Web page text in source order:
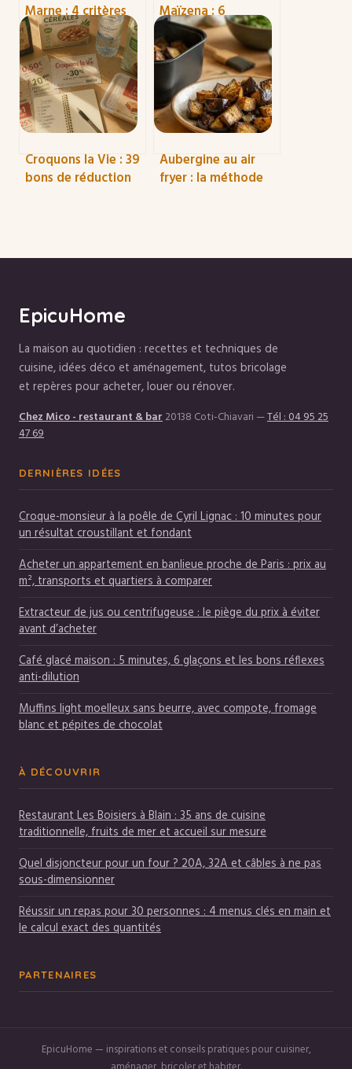
Marne : 4 critères
essentiels pour
réussir votre
réception et une
recette signature
Maïzena : 6
alternatives fiables
et les ratios de
dosage exacts
Croquons la Vie : 39
bons de réduction
Aubergine au air
fryer : la méthode
EpicuHome
La maison au quotidien : recettes et techniques de
cuisine, idées déco et aménagement, tutos bricolage
et repères pour acheter, louer ou rénover.
Chez Mico - restaurant & bar20138 Coti-Chiavari—Tél : 04 95 25
47 69
DERNIÈRES IDÉES
Croque-monsieur à la poêle de Cyril Lignac : 10 minutes pour
un résultat croustillant et fondant
Acheter un appartement en banlieue proche de Paris : prix au
m², transports et quartiers à comparer
Extracteur de jus ou centrifugeuse : le piège du prix à éviter
avant d’acheter
Café glacé maison : 5 minutes, 6 glaçons et les bons réflexes
anti-dilution
Muffins light moelleux sans beurre, avec compote, fromage
blanc et pépites de chocolat
À DÉCOUVRIR
Restaurant Les Boisiers à Blain : 35 ans de cuisine
traditionnelle, fruits de mer et accueil sur mesure
Quel disjoncteur pour un four ? 20A, 32A et câbles à ne pas
sous-dimensionner
Réussir un repas pour 30 personnes : 4 menus clés en main et
le calcul exact des quantités
PARTENAIRES
EpicuHome — inspirations et conseils pratiques pour cuisiner,